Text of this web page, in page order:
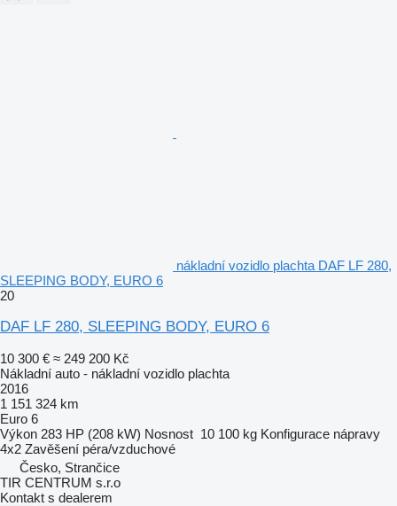
nákladní vozidlo plachta DAF LF 280,
SLEEPING BODY, EURO 6
20
DAF LF 280, SLEEPING BODY, EURO 6
10 300 € ≈ 249 200 Kč
Nákladní auto - nákladní vozidlo plachta
2016
1 151 324 km
Euro 6
Výkon 283 HP (208 kW) Nosnost 10 100 kg Konfigurace nápravy
4x2 Zavěšení péra/vzduchové
Česko, Strančice
TIR CENTRUM s.r.o
Kontakt s dealerem